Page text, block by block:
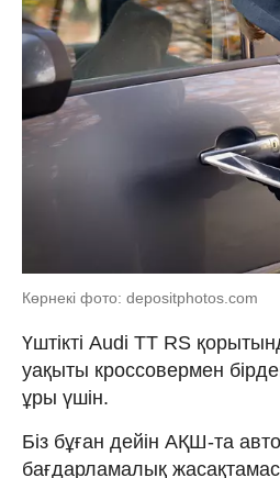
Көрнекі фото: depositphotos.com
Үштікті Audi TT RS
уақыты кроссовермен
ұры үшін.
Біз бұған дейін АҚШ-та
бағдарламалық